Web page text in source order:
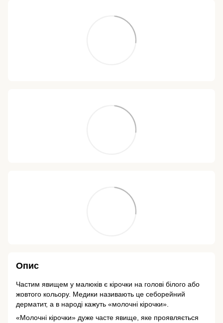
Опис
Частим явищем у малюків є кірочки на голові білого або
жовтого кольору. Медики називають це себорейний
дерматит, а в народі кажуть «молочні кірочки».
«Молочні кірочки» дуже часте явище, яке проявляється